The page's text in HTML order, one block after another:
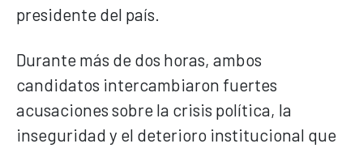
presidente del país.
Durante más de dos horas, ambos
candidatos intercambiaron fuertes
acusaciones sobre la crisis política, la
inseguridad y el deterioro institucional que